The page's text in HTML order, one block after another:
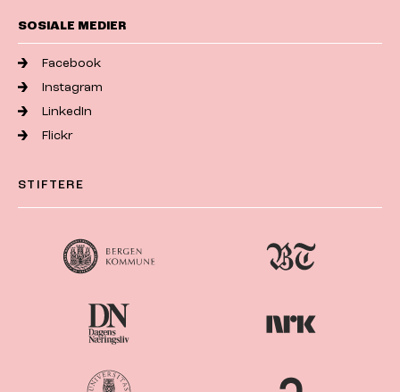
SOSIALE MEDIER
Facebook
Instagram
LinkedIn
Flickr
STIFTERE